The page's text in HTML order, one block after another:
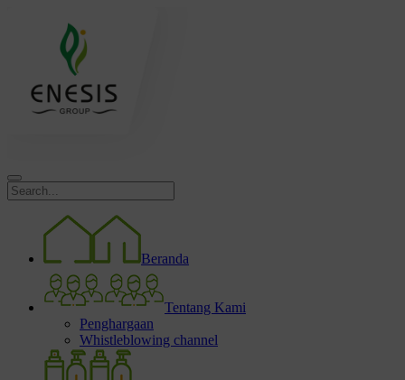
Beranda
Tentang Kami
Penghargaan
Whistleblowing channel